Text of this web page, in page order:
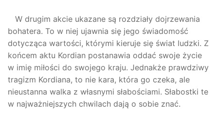
W drugim akcie ukazane są rozdziały dojrzewania
bohatera. To w niej ujawnia się jego świadomość
dotycząca wartości, którymi kieruje się świat ludzki. Z
końcem aktu Kordian postanawia oddać swoje życie
w imię miłości do swojego kraju. Jednakże prawdziwy
tragizm Kordiana, to nie kara, która go czeka, ale
nieustanna walka z własnymi słabościami. Słabostki te
w najważniejszych chwilach dają o sobie znać.